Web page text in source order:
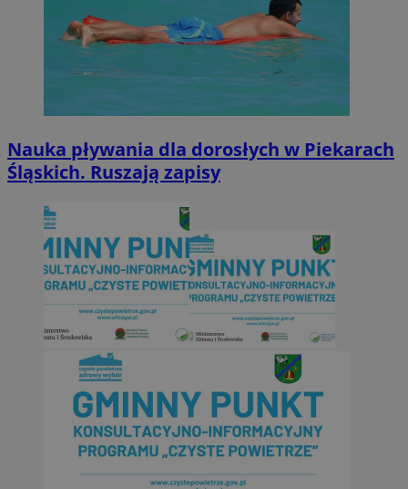
Nauka pływania dla dorosłych w Piekarach
Śląskich. Ruszają zapisy